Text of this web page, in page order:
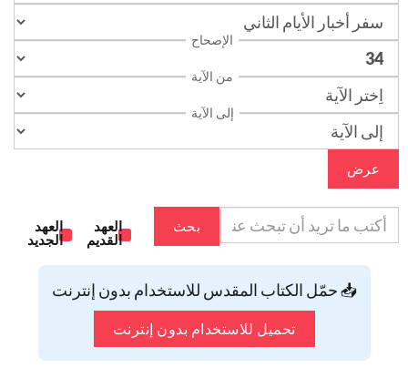
الإصحاح
من الآية
إلى الآية
عرض
بحث
العهد
القديم
العهد
الجديد
📥 حمّل الكتاب المقدس للاستخدام بدون إنترنت
تحميل للاستخدام بدون إنترنت